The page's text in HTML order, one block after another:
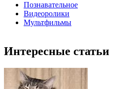
Познавательное
Видеоролики
Мультфильмы
Интересные статьи